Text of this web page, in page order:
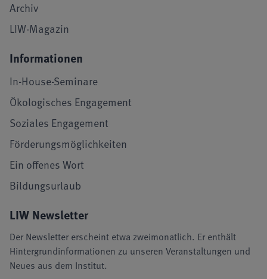
Archiv
LIW-Magazin
Informationen
In-House-Seminare
Ökologisches Engagement
Soziales Engagement
Förderungsmöglichkeiten
Ein offenes Wort
Bildungsurlaub
LIW Newsletter
Der Newsletter erscheint etwa zweimonatlich. Er enthält
Hintergrundinformationen zu unseren Veranstaltungen und
Neues aus dem Institut.